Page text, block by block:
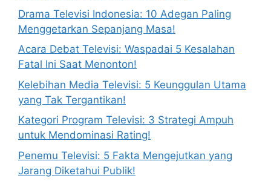
Drama Televisi Indonesia: 10 Adegan Paling
Menggetarkan Sepanjang Masa!
Acara Debat Televisi: Waspadai 5 Kesalahan
Fatal Ini Saat Menonton!
Kelebihan Media Televisi: 5 Keunggulan Utama
yang Tak Tergantikan!
Kategori Program Televisi: 3 Strategi Ampuh
untuk Mendominasi Rating!
Penemu Televisi: 5 Fakta Mengejutkan yang
Jarang Diketahui Publik!